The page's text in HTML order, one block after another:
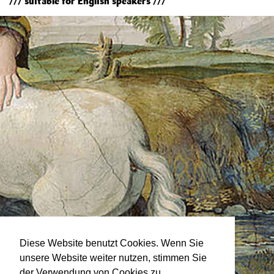
Diese Website benutzt Cookies. Wenn Sie
unsere Website weiter nutzen, stimmen Sie